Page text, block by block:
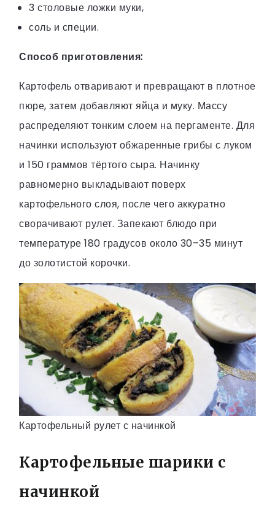
3 столовые ложки муки,
соль и специи.
Способ приготовления:
Картофель отваривают и превращают в плотное
пюре, затем добавляют яйца и муку. Массу
распределяют тонким слоем на пергаменте. Для
начинки используют обжаренные грибы с луком
и 150 граммов тёртого сыра. Начинку
равномерно выкладывают поверх
картофельного слоя, после чего аккуратно
сворачивают рулет. Запекают блюдо при
температуре 180 градусов около 30–35 минут
до золотистой корочки.
Картофельный рулет с начинкой
Картофельные шарики с
начинкой